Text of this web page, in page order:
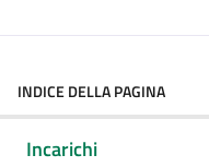
INDICE DELLA PAGINA
Incarichi